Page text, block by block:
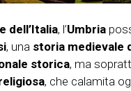
dell’Italia, l’Umbria
, una storia medievale
storica, ma
, che calamita